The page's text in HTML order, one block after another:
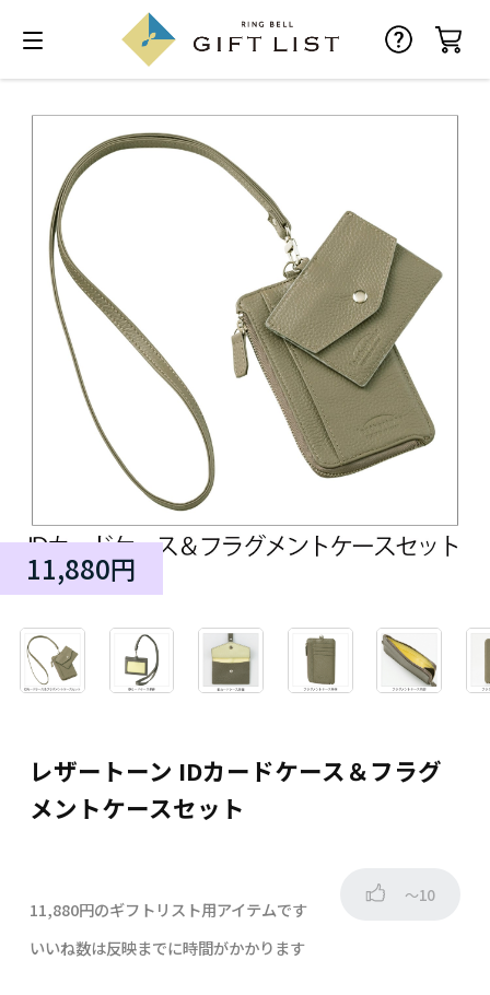
レザートーン IDカードケース＆フラグ
メントケースセット
11,880円
11,880円のギフトリスト用アイテムです
～10
いいね数は反映までに時間がかかります